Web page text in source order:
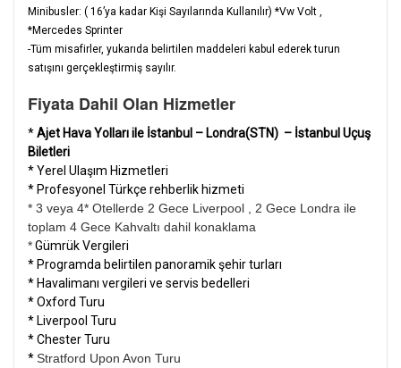
Minibusler: ( 16’ya kadar Kişi Sayılarında Kullanılır) *Vw Volt ,
*Mercedes Sprinter
-Tüm misafirler, yukarıda belirtilen maddeleri kabul ederek turun
satışını gerçekleştirmiş sayılır.
Fiyata Dahil Olan Hizmetler
*Ajet Hava Yolları ile İstanbul – Londra(STN) – İstanbul Uçuş
Biletleri
* Yerel Ulaşım Hizmetleri
* Profesyonel Türkçe rehberlik hizmeti
* 3 veya 4* Otellerde 2 Gece Liverpool , 2 Gece Londra ile
toplam 4 Gece Kahvaltı dahil konaklama
*Gümrük Vergileri
* Programda belirtilen panoramik şehir turları
* Havalimanı vergileri ve servis bedelleri
* Oxford Turu
* Liverpool Turu
* Chester Turu
*Stratford Upon Avon Turu